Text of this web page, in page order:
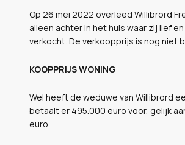
Op 26 mei 2022 overleed Willibrord
alleen achter in het huis waar zij lief
verkocht. De verkoopprijs is nog niet
KOOPPRIJS WONING
Wel heeft de weduwe van Willibrord
betaalt er 495.000 euro voor, gelijk
euro.